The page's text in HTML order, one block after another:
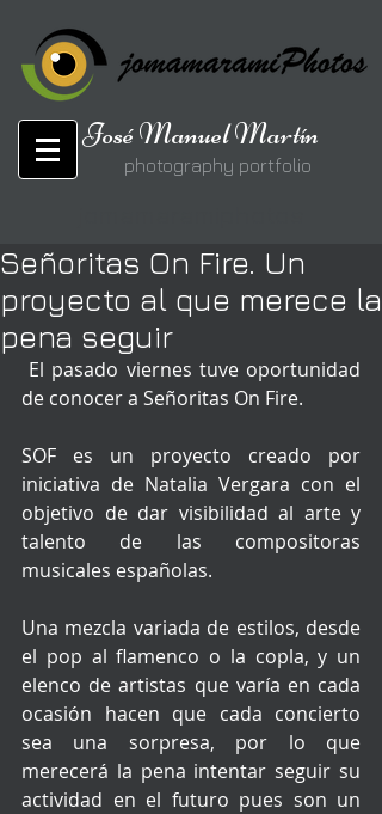
José Manuel Martín
photography portfolio
Señoritas On Fire. Un
proyecto al que merece la
pena seguir
de conocer a Señoritas On Fire.
SOF es un proyecto creado por
iniciativa de Natalia Vergara con el
objetivo de dar visibilidad al arte y
talento de las compositoras
musicales españolas.
Una mezcla variada de estilos, desde
el pop al flamenco o la copla, y un
elenco de artistas que varía en cada
ocasión hacen que cada concierto
sea una sorpresa, por lo que
merecerá la pena intentar seguir su
actividad en el futuro pues son un